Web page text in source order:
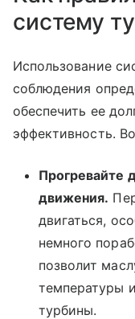
систему
Использование
соблюдения
обеспечить ее
эффективность.
Прогревайте
движения.
двигаться,
немного
позволит
температуры
турбины.